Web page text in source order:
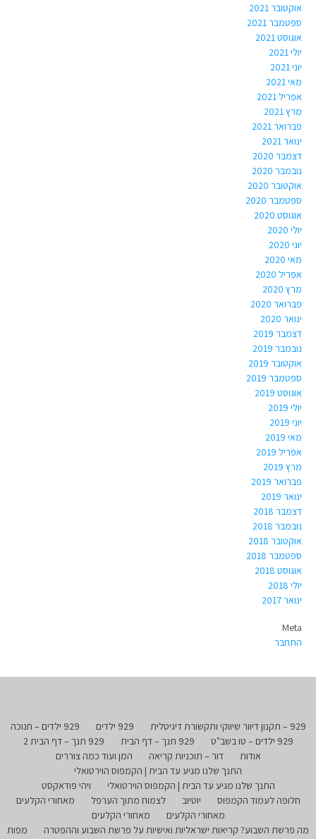
אוקטובר 2021
ספטמבר 2021
אוגוסט 2021
יולי 2021
יוני 2021
מאי 2021
אפריל 2021
מרץ 2021
פברואר 2021
ינואר 2021
דצמבר 2020
נובמבר 2020
אוקטובר 2020
ספטמבר 2020
אוגוסט 2020
יולי 2020
יוני 2020
מאי 2020
אפריל 2020
מרץ 2020
פברואר 2020
ינואר 2020
דצמבר 2019
נובמבר 2019
אוקטובר 2019
ספטמבר 2019
אוגוסט 2019
יולי 2019
יוני 2019
מאי 2019
אפריל 2019
מרץ 2019
פברואר 2019
ינואר 2019
דצמבר 2018
נובמבר 2018
אוקטובר 2018
ספטמבר 2018
אוגוסט 2018
יולי 2018
ינואר 2017
Meta
התחבר
929 – תקנון דיוור שיווקי ותקשורת דיגיטלית 929 ילדים
929 ילדים – חנוכה
929 ילדים – טו בשב"ט
929 תנך – דף הבית
929 תנך – דף הבית 2
אודות
דור – תוכניות קריאה
המן ועוד כמה צוררים
התנך שלנו מגיע עד הבית | הקמפוס הוירטואלי
התנך שלנו מגיע עד הבית | הקמפוס הוירטואלי
ויהי פודאקסט
חלופה לעמוד הקמפוס
יוטיוב לצמוח מתוך הערפל
מאחורי הקלעים
מאחורי הקלעים
מאחורי הקלעים
מה פרשת השבוע? קריאות ישראליות ואישיות על פרשת השבוע וההפטרה
מפות